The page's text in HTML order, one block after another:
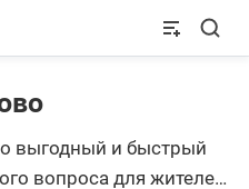
выгодный и быстрый
вопроса для жителей